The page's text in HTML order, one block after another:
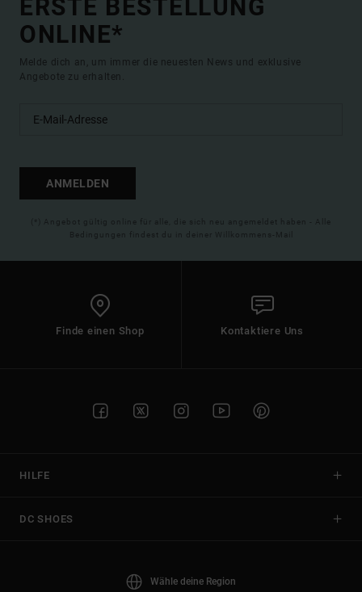
ERSTE BESTELLUNG
ONLINE*
Melde dich an, um immer die neuesten News und exklusive
Angebote zu erhalten.
ANMELDEN
(*) Angebot gültig online für alle, die sich neu angemeldet haben - Alle
Bedingungen findest du in deiner Willkommens-Mail
Finde einen Shop Kontaktiere Uns
HILFE
DC SHOES
Wähle deine Region